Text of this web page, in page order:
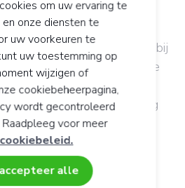
direct effect op de
samen met zink wel bij
eiwitten. Eiwitsynthese is de
van aminozuren,
ontstaan bij de omzetting
Eiwitsynthese is een
processen die
en organen.
om uw ervaring te
onze diensten te
uw voorkeuren te
uw toestemming op
wijzigen of
cookiebeheerpagina,
wordt gecontroleerd
voor meer
cookiebeleid.
alle